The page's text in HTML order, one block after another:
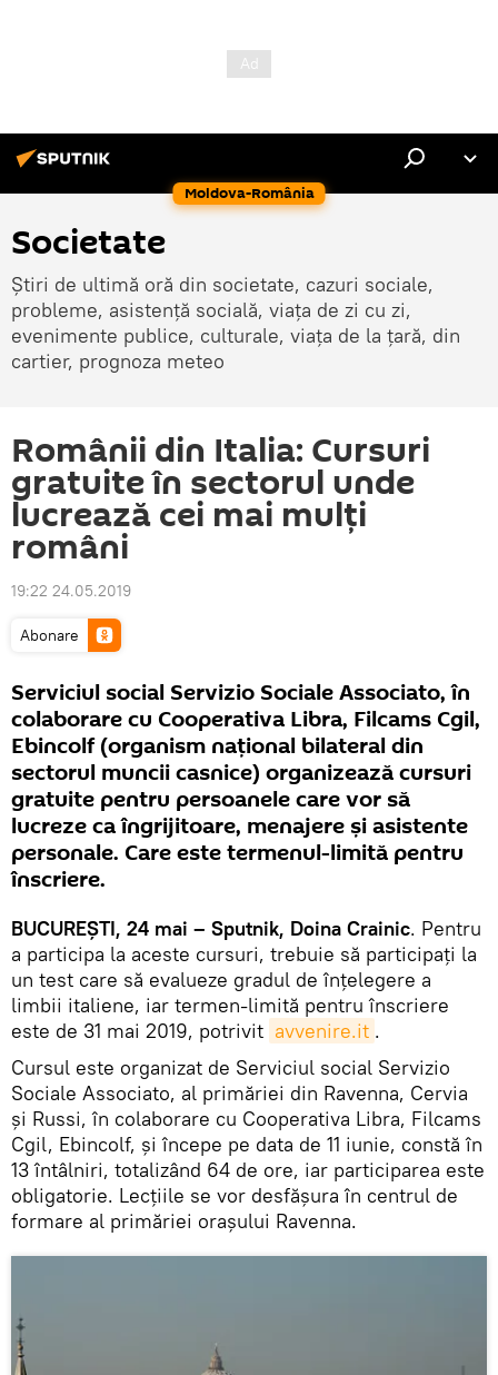
Moldova-România
Societate
Știri de ultimă oră din societate, cazuri sociale,
probleme, asistență socială, viața de zi cu zi,
evenimente publice, culturale, viața de la țară, din
cartier, prognoza meteo
Românii din Italia: Cursuri
gratuite în sectorul unde
lucrează cei mai mulţi
români
19:22 24.05.2019
Abonare
Serviciul social Servizio Sociale Associato, în
colaborare cu Cooperativa Libra, Filcams Cgil,
Ebincolf (organism național bilateral din
sectorul muncii casnice) organizează cursuri
gratuite pentru persoanele care vor să
lucreze ca îngrijitoare, menajere şi asistente
personale. Care este termenul-limită pentru
înscriere.
BUCUREŞTI, 24 mai – Sputnik, Doina Crainic. Pentru
a participa la aceste cursuri, trebuie să participaţi la
un test care să evalueze gradul de înțelegere a
limbii italiene, iar termen-limită pentru înscriere
este de 31 mai 2019, potrivit avvenire.it .
Cursul este organizat de Serviciul social Servizio
Sociale Associato, al primăriei din Ravenna, Cervia
și Russi, în colaborare cu Cooperativa Libra, Filcams
Cgil, Ebincolf, şi începe pe data de 11 iunie, constă în
13 întâlniri, totalizând 64 de ore, iar participarea este
obligatorie. Lecțiile se vor desfăşura în centrul de
formare al primăriei oraşului Ravenna.